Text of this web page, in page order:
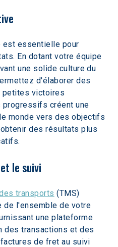
est essentielle pour
En dotant votre équipe
une solide culture du
d'élaborer des
petites victoires
créent une
monde vers des objectifs
des résultats plus
le suivi
transports (TMS)
de l'ensemble de votre
une plateforme
des transactions et des
de fret au suivi